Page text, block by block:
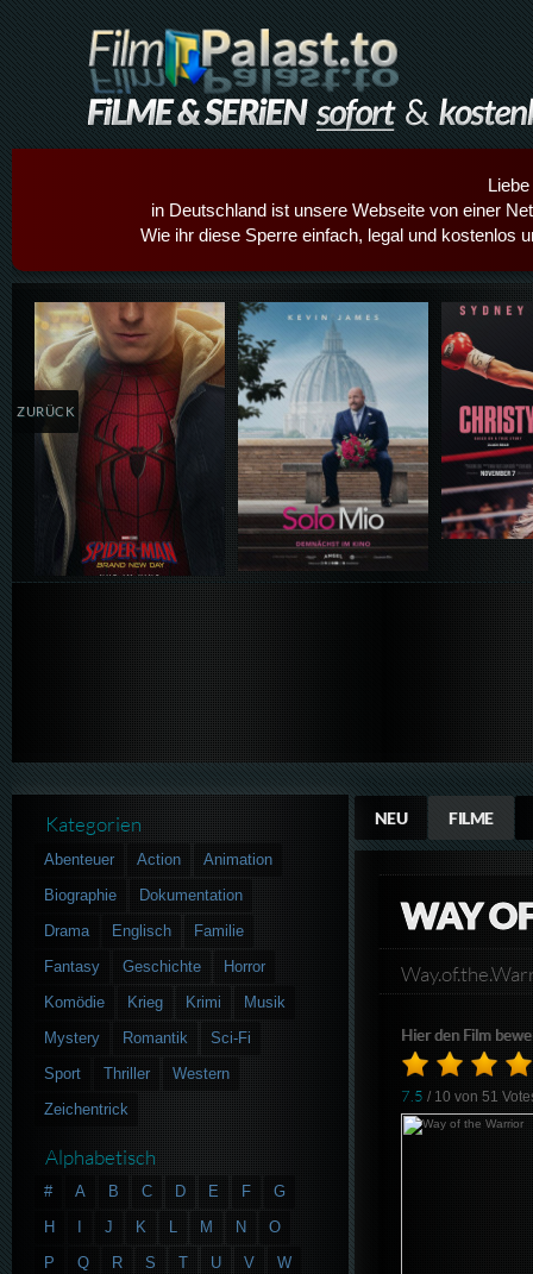
in Deutschland ist unsere Webseite von einer
Wie ihr diese Sperre einfach, legal und kostenlos
Details,Play Details,Play
ZURÜCK
NEU FILME
WAY
Hier den Film
7.5 / 10 von51
Kategorien
Abenteuer Action
Animation
Biographie
Dokumentation
Drama
Englisch
Familie
Fantasy
Geschichte
Horror
Komödie
Krieg Krimi
Musik
Mystery
Romantik
Sci-Fi
Sport
Thriller
Western
Zeichentrick
Alphabetisch
# A B C D E F
G
H
J K L M N
O
P
Q R S T U V
W